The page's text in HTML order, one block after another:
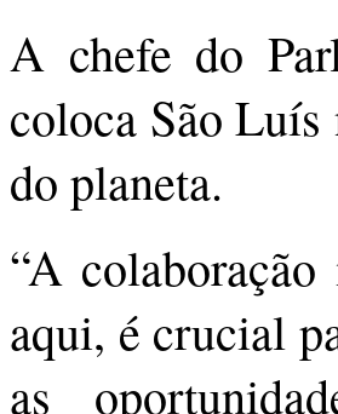
A chefe do
coloca São
do planeta.
“A
aqui, é crucial
as